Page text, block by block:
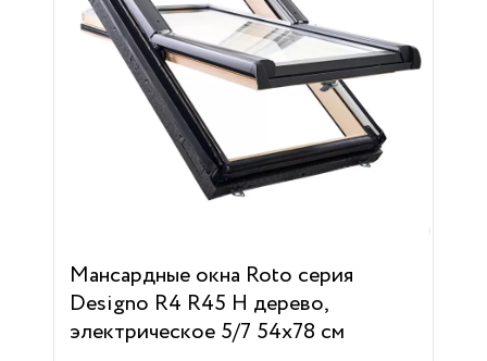
Мансардные окна Roto серия
Designo R4 R45 H дерево,
электрическое 5/7 54х78 см